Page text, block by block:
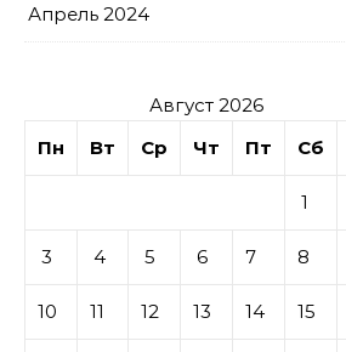
Апрель 2024
Август 2026
Пн
Вт Ср Чт Пт Сб
1
3 4 5 6 7 8
10 11 12 13 14 15